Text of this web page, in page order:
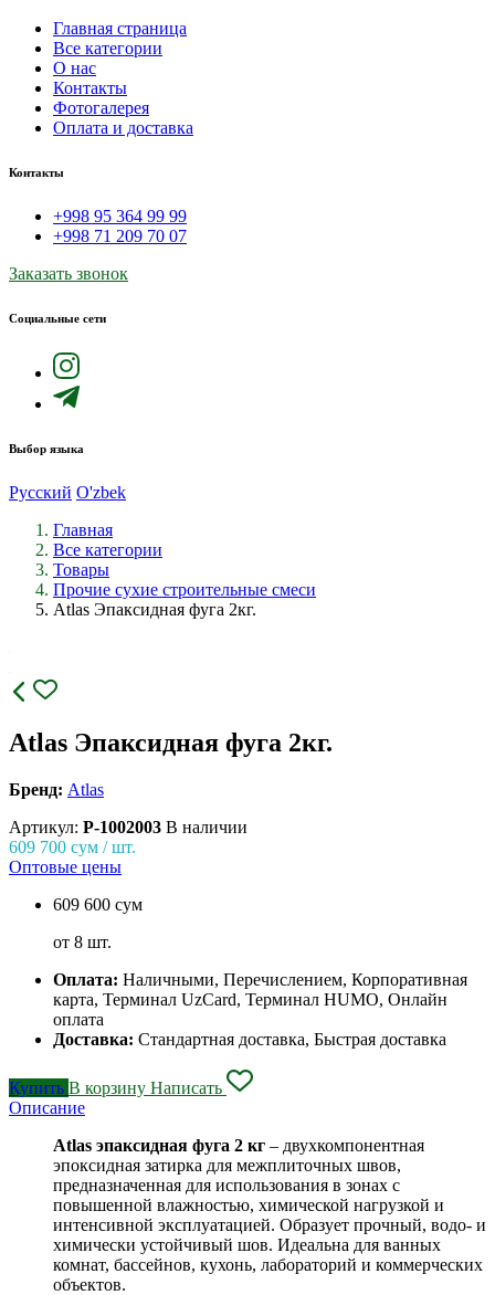
Главная страница
Все категории
О нас
Контакты
Фотогалерея
Оплата и доставка
Контакты
+998 95 364 99 99
+998 71 209 70 07
Заказать звонок
Социальные сети
Выбор языка
Русский O'zbek
Главная
Все категории
Товары
Прочие сухие строительные смеси
Аtlas Эпаксидная фуга 2кг.
Аtlas Эпаксидная фуга 2кг.
Бренд: Atlas
Артикул: P-1002003 В наличии
609 700 сум / шт.
Оптовые цены
609 600 сум
от 8 шт.
Оплата: Наличными, Перечислением, Корпоративная
карта, Терминал UzCard, Терминал HUMO, Онлайн
оплата
Доставка: Стандартная доставка, Быстрая доставка
Купить В корзину Написать
Описание
Atlas эпаксидная фуга 2 кг – двухкомпонентная
эпоксидная затирка для межплиточных швов,
предназначенная для использования в зонах с
повышенной влажностью, химической нагрузкой и
интенсивной эксплуатацией. Образует прочный, водо- и
химически устойчивый шов. Идеальна для ванных
комнат, бассейнов, кухонь, лабораторий и коммерческих
объектов.